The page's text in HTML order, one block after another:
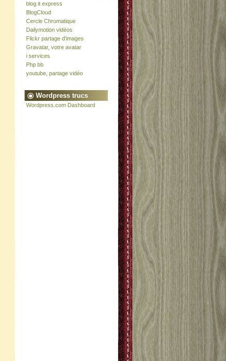
blog it express
BlogCloud
Cercle Chromatique
Dailymotion vidéos
Flickr partage d'images
Gravatar, votre avatar
i services
Php bb
youtube, partage vidéo
Wordpress trucs
Wordpress.com Dashboard